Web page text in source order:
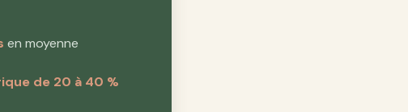
en moyenne
de 20 à 40 %